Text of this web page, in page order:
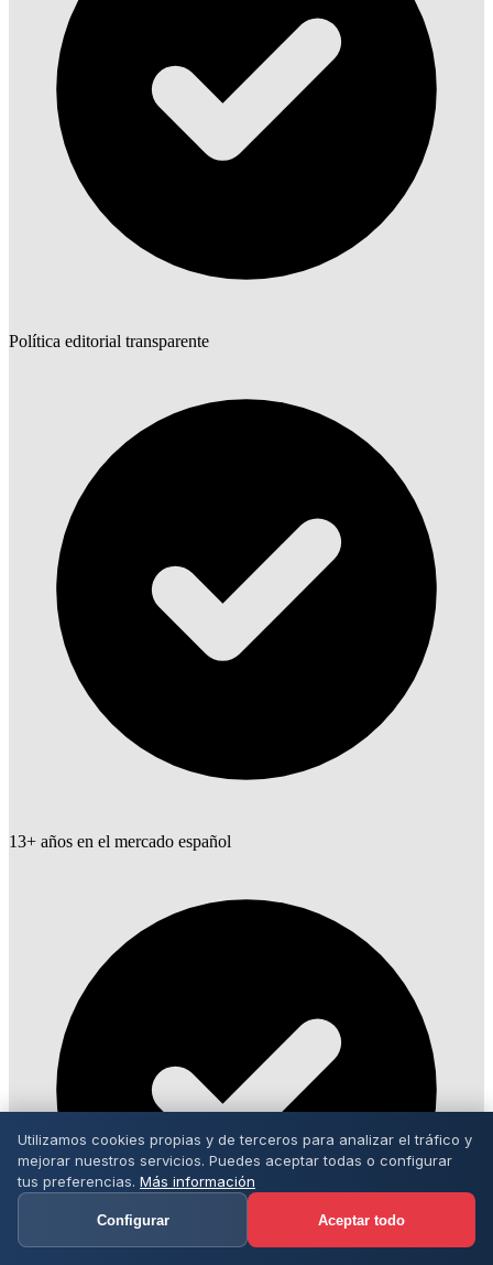
Política editorial transparente
13+ años en el mercado español
Utilizamos cookies propias y de terceros para analizar el tráfico y
mejorar nuestros servicios. Puedes aceptar todas o configurar
tus preferencias. Más información
Configurar Aceptar todo